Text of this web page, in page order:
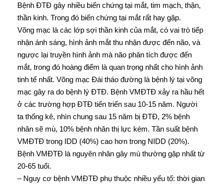
Bệnh ĐTĐ gây nhiều biến chứng tại mắt, tim mạch, thận,
thần kinh. Trong đó biến chứng tại mắt rất hay gặp.
Võng mạc là các lớp sợi thần kinh của mắt, có vai trò tiếp
nhận ánh sáng, hình ảnh mắt thu nhận được đến não, và
ngược lại truyền hình ảnh mà não phân tích được đến
mắt, trong đó hoàng điểm là quan trọng nhất cho hình ảnh
tinh tế nhất. Võng mạc Đái tháo đường là bệnh lý tại võng
mạc gây ra do bệnh lý ĐTĐ. Bệnh VMĐTĐ xảy ra hầu hết
ở các trường hợp ĐTĐ tiến triển sau 10-15 năm. Người
ta thống kê, nhìn chung sau 15 năm bị ĐTĐ, 2% bệnh
nhân sẽ mù, 10% bệnh nhân thị lực kém. Tần suất bệnh
VMĐTĐ trong IDD (40%) cao hơn trong NIDD (20%).
Bệnh VMĐTĐ là nguyên nhân gây mù thường gặp nhất từ
20-65 tuổi.
– Nguy cơ bệnh VMĐTĐ phụ thuộc nhiều yếu tố: thời gian